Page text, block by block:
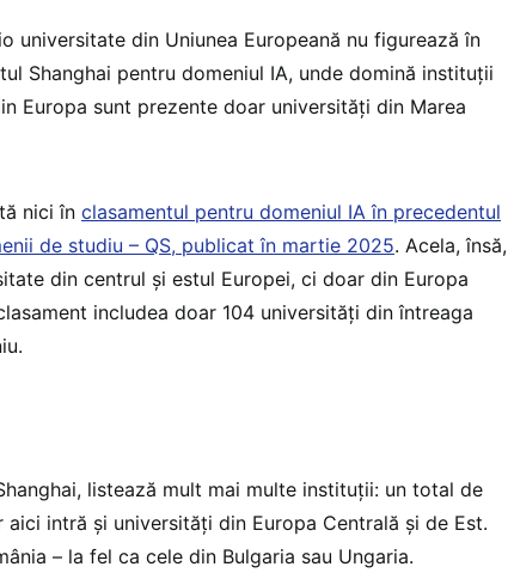
universitate din Uniunea Europeană nu figurează în
Shanghai pentru domeniul IA, unde domină instituții
Europa sunt prezente doar universități din Marea
nici în clasamentul pentru domeniul IA în precedentul
de studiu – QS, publicat în martie 2025. Acela, însă,
din centrul și estul Europei, ci doar din Europa
includea doar 104 universități din întreaga
listează mult mai multe instituții: un total de
aici intră și universități din Europa Centrală și de Est.
– la fel ca cele din Bulgaria sau Ungaria.